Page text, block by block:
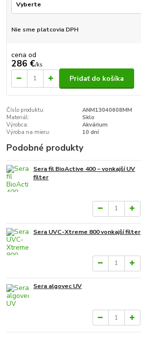
Nie sme platcovia DPH
cena od
286 €/ks
Pridať do košíka
Číslo produktu:
ANM13040608MM
Materiál:
Sklo
Výrobca:
Akvárium
Výroba na mieru:
10 dní
Podobné produkty
Sera fil BioActive 400 − vonkajší UV
filter
Sera UVC-Xtreme 800 vonkajší filter
Sera algovec UV